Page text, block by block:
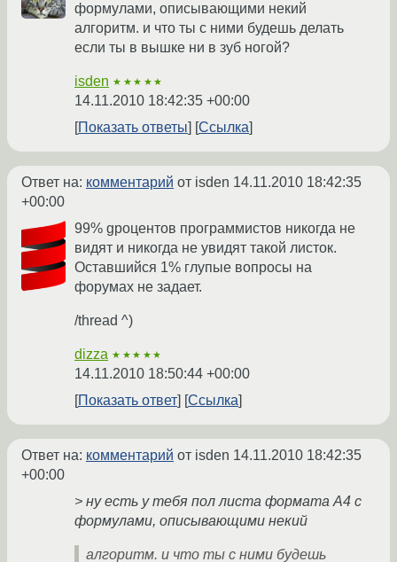
формулами, описывающими некий
алгоритм. и что ты с ними будешь делать
если ты в вышке ни в зуб ногой?
isden ★★★★★
14.11.2010 18:42:35 +00:00
Показать ответы
Ссылка
Ответ на: комментарий от isden 14.11.2010 18:42:35
+00:00
99% gроцентов программистов никогда не
видят и никогда не увидят такой листок.
Оставшийся 1% глупые вопросы на
форумах не задает.
/thread ^)
dizza ★★★★★
14.11.2010 18:50:44 +00:00
Показать ответ
Ссылка
Ответ на: комментарий от isden 14.11.2010 18:42:35
+00:00
> ну есть у тебя пол листа формата А4 с
формулами, описывающими некий
алгоритм. и что ты с ними будешь